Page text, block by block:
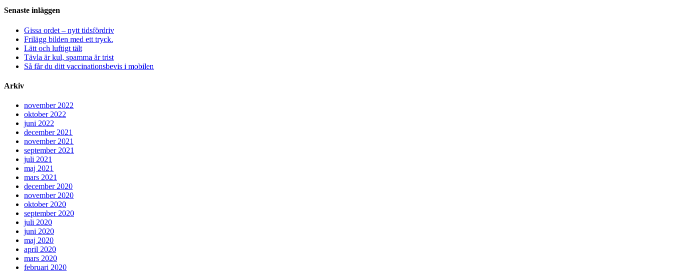
Senaste inläggen
Gissa ordet – nytt tidsfördriv
Frilägg bilden med ett tryck.
Lätt och luftigt tält
Tävla är kul, spamma är trist
Så får du ditt vaccinationsbevis i mobilen
Arkiv
november 2022
oktober 2022
juni 2022
december 2021
november 2021
september 2021
juli 2021
maj 2021
mars 2021
december 2020
november 2020
oktober 2020
september 2020
juli 2020
juni 2020
maj 2020
april 2020
mars 2020
februari 2020